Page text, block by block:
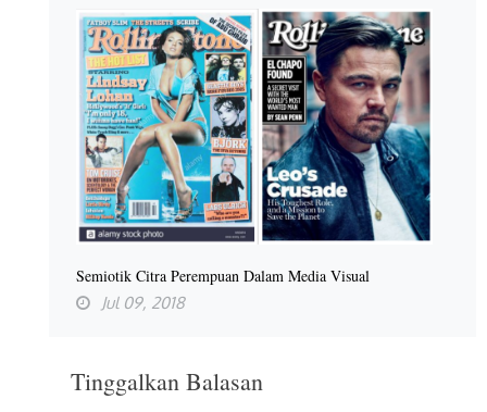
Semiotik Citra Perempuan Dalam Media Visual
Jul 09, 2018
Tinggalkan Balasan